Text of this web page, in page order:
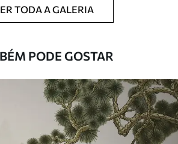
esponja macia. Murais de parede com
revestimento de verniz podem ser limpos
Aplicação perfeita
TODA A GALERIA
PODE GOSTAR